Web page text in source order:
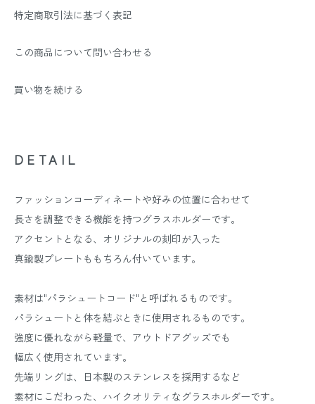
特定商取引法に基づく表記
この商品について問い合わせる
買い物を続ける
DETAIL
ファッションコーディネートや好みの位置に合わせて
長さを調整できる機能を持つグラスホルダーです。
アクセントとなる、オリジナルの刻印が入った
真鍮製プレートももちろん付いています。
素材は"パラシュートコード"と呼ばれるものです。
パラシュートと体を結ぶときに使用されるものです。
強度に優れながら軽量で、アウトドアグッズでも
幅広く使用されています。
先端リングは、日本製のステンレスを採用するなど
素材にこだわった、ハイクオリティなグラスホルダーです。